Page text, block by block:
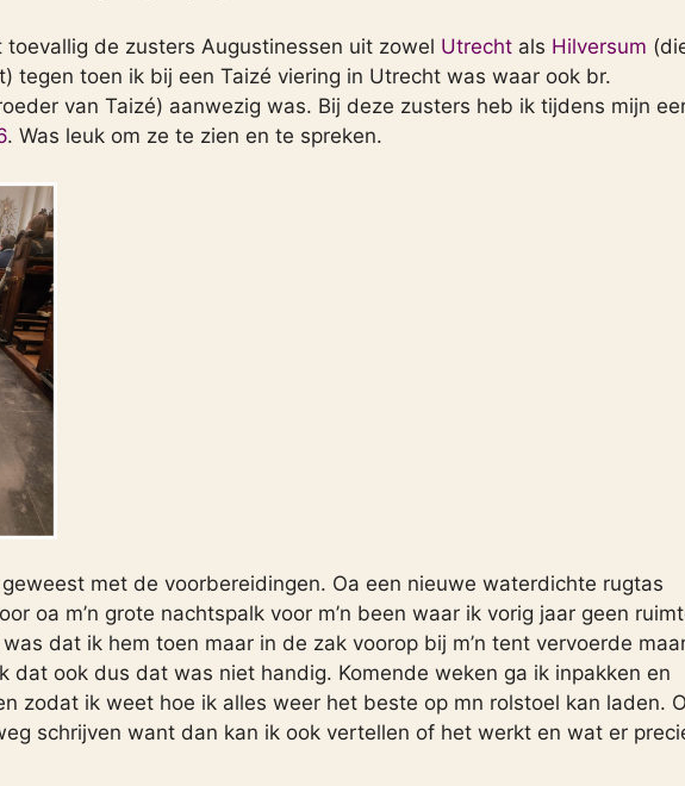
de zusters Augustinessen uit zowel Utrecht als Hilversum
tegen toen ik bij een Taizé viering in Utrecht was waar ook br.
van Taizé) aanwezig was. Bij deze zusters heb ik tijdens mijn
. Was leuk om ze te zien en te spreken.
met de voorbereidingen. Oa een nieuwe waterdichte rugtas
oa m’n grote nachtspalk voor m’n been waar ik vorig jaar geen
dat ik hem toen maar in de zak voorop bij m’n tent vervoerde
dat ook dus dat was niet handig. Komende weken ga ik inpakken en
zodat ik weet hoe ik alles weer het beste op mn rolstoel kan laden.
schrijven want dan kan ik ook vertellen of het werkt en wat er